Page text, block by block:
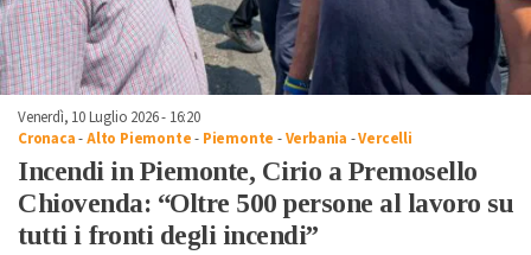
Venerdì, 10 Luglio 2026 - 16:20
Cronaca-Alto Piemonte- Piemonte -Verbania -Vercelli
Incendi in Piemonte, Cirio a Premosello
Chiovenda: “Oltre 500 persone al lavoro su
tutti i fronti degli incendi”